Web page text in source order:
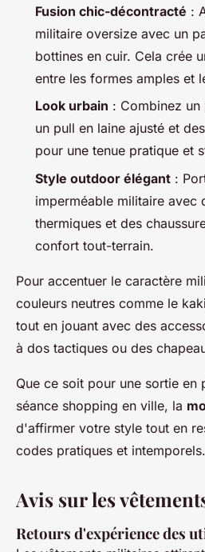
Fusion chic-décontracté :
militaire oversize avec un
bottines en cuir. Cela crée
entre les formes amples et
Look urbain : Combinez
un pull en laine ajusté et
pour une tenue pratique et
Style outdoor élégant :
imperméable militaire avec
thermiques et des
confort tout-terrain.
Pour accentuer le caractère
couleurs neutres comme le
tout en jouant avec des
à dos tactiques ou des
Que ce soit pour une sortie en
séance shopping en ville, la
d'affirmer votre style tout en
codes pratiques et intemporels.
Avis sur les
Retours d'expérience des